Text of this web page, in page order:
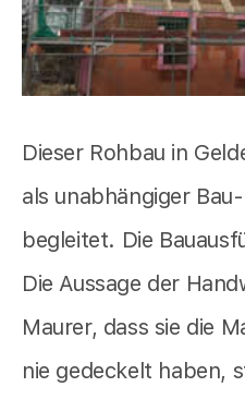
Dieser Rohbau in
als unabhängiger
begleitet. Die
Die Aussage der
Maurer, dass sie die
nie gedeckelt haben,